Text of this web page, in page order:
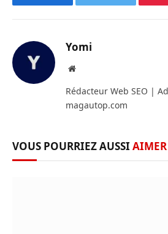
Facebook Twitter
Yomi
Site
Rédacteur Web SEO |
magautop.com
VOUS POURRIEZ AUSSI AIMER